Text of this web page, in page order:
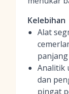
Kelebihan
Alat
panjang
Analitik
dan
pingat